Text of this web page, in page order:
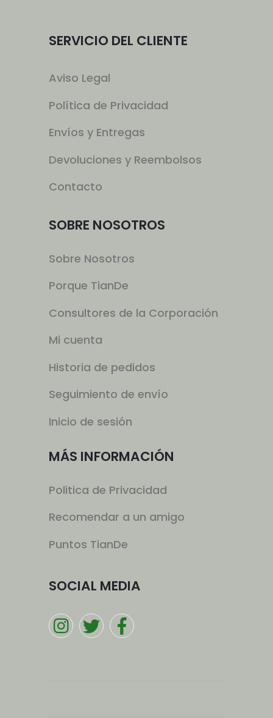
SERVICIO DEL CLIENTE
Aviso Legal
Política de Privacidad
Envíos y Entregas
Devoluciones y Reembolsos
Contacto
SOBRE NOSOTROS
Sobre Nosotros
Porque TianDe
Consultores de la Corporación
Mi cuenta
Historia de pedidos
Seguimiento de envío
Inicio de sesión
MÁS INFORMACIÓN
Politica de Privacidad
Recomendar a un amigo
Puntos TianDe
SOCIAL MEDIA